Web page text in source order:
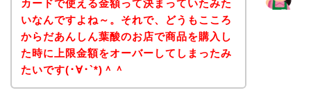
カードで使える金額って決まっていたみた
いなんですよね～。それで、どうもこころ
からだあんしん葉酸のお店で商品を購入し
た時に上限金額をオーバーしてしまったみ
たいです(･∀･`*)＾＾